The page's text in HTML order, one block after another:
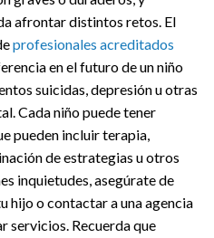
afrontar distintos retos. El
profesionales acreditados
en el futuro de un niño
suicidas, depresión u otras
Cada niño puede tener
pueden incluir terapia,
de estrategias u otros
inquietudes, asegúrate de
hijo o contactar a una agencia
servicios. Recuerda que